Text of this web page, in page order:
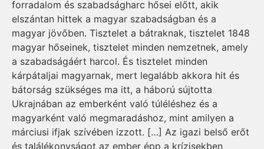
forradalom és szabadságharc hősei előtt, akik
elszántan hittek a magyar szabadságban és a
magyar jövőben. Tisztelet a bátraknak, tisztelet 1848
magyar hőseinek, tisztelet minden nemzetnek, amely
a szabadságáért harcol. És tisztelet minden
kárpátaljai magyarnak, mert legalább akkora hit és
bátorság szükséges ma itt, a háború sújtotta
Ukrajnában az emberként való túléléshez és a
magyarként való megmaradáshoz, mint amilyen a
márciusi ifjak szívében izzott. […] Az igazi belső erőt
és találékonyságot az ember épp a krízisekben